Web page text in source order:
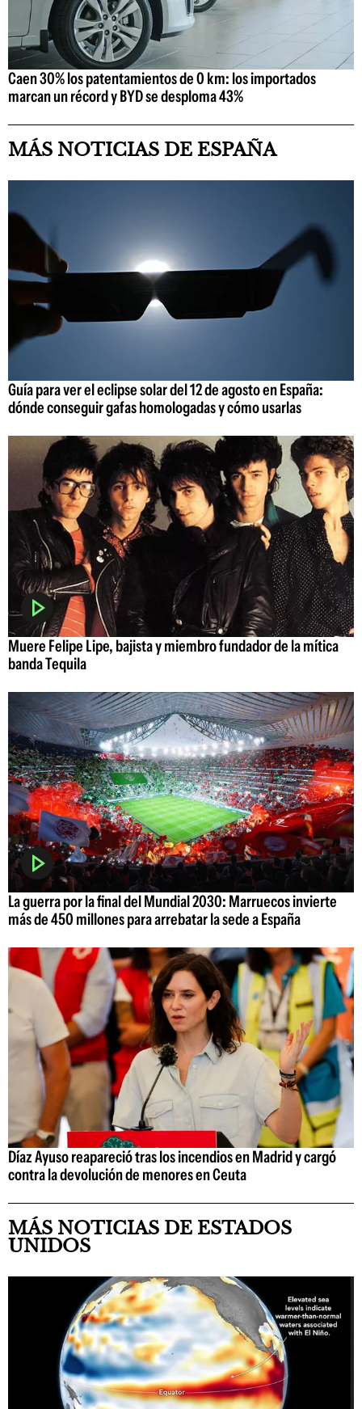
Caen 30% los patentamientos de 0 km: los importados
marcan un récord y BYD se desploma 43%
MÁS NOTICIAS DE ESPAÑA
Guía para ver el eclipse solar del 12 de agosto en España:
dónde conseguir gafas homologadas y cómo usarlas
Muere Felipe Lipe, bajista y miembro fundador de la mítica
banda Tequila
La guerra por la final del Mundial 2030: Marruecos invierte
más de 450 millones para arrebatar la sede a España
Díaz Ayuso reapareció tras los incendios en Madrid y cargó
contra la devolución de menores en Ceuta
MÁS NOTICIAS DE ESTADOS
UNIDOS